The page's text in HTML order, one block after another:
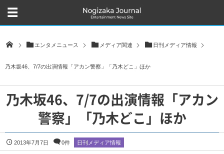
エンタメニュース メディア関連 日刊メディア情報
乃木坂46、7/7の出演情報「アカン警察」「乃木どこ」ほか
乃木坂46、7/7の出演情報「アカン
警察」「乃木どこ」ほか
2013年7月7日 0件 日刊メディア情報